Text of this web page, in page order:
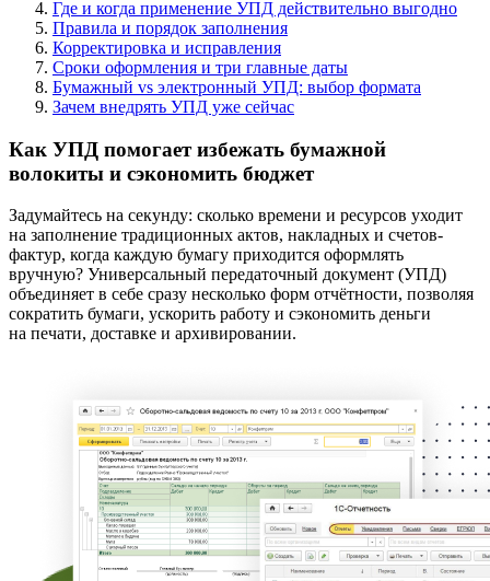
Где и когда применение УПД действительно выгодно
Правила и порядок заполнения
Корректировка и исправления
Сроки оформления и три главные даты
Бумажный vs электронный УПД: выбор формата
Зачем внедрять УПД уже сейчас
Как УПД помогает избежать бумажной
волокиты и сэкономить бюджет
Задумайтесь на секунду: сколько времени и ресурсов уходит
на заполнение традиционных актов, накладных и счетов-
фактур, когда каждую бумагу приходится оформлять
вручную? Универсальный передаточный документ (УПД)
объединяет в себе сразу несколько форм отчётности, позволяя
сократить бумаги, ускорить работу и сэкономить деньги
на печати, доставке и архивировании.